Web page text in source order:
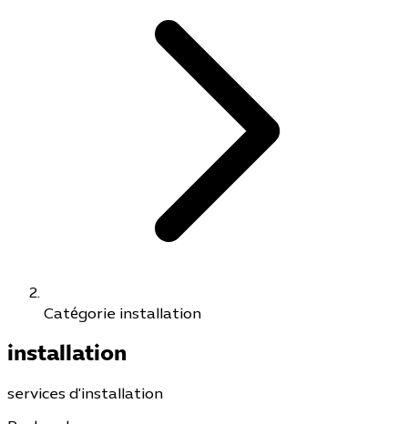
Catégorie installation
installation
services d'installation